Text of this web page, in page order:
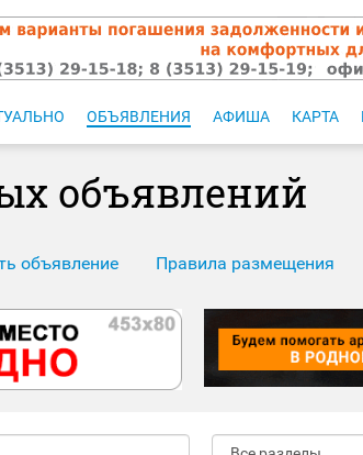
ОБЪЯВЛЕНИЯ АФИША КАРТА
объявлений
объявление Правила размещения